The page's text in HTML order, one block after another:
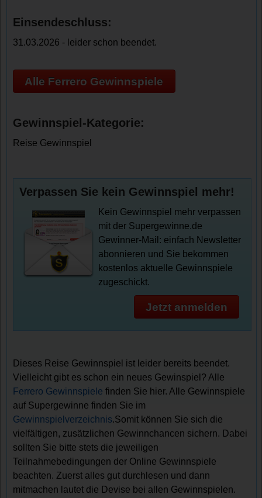
Einsendeschluss:
31.03.2026 - leider schon beendet.
Alle Ferrero Gewinnspiele
Gewinnspiel-Kategorie:
Reise Gewinnspiel
Verpassen Sie kein Gewinnspiel mehr!
Kein Gewinnspiel mehr verpassen
mit der Supergewinne.de
Gewinner-Mail: einfach Newsletter
abonnieren und Sie bekommen
kostenlos aktuelle Gewinnspiele
zugeschickt.
Jetzt anmelden
Dieses Reise Gewinnspiel ist leider bereits beendet.
Vielleicht gibt es schon ein neues Gewinspiel? Alle
Ferrero Gewinnspiele finden Sie hier. Alle Gewinnspiele
auf Supergewinne finden Sie im
Gewinnspielverzeichnis.Somit können Sie sich die
vielfältigen, zusätzlichen Gewinnchancen sichern. Dabei
sollten Sie bitte stets die jeweiligen
Teilnahmebedingungen der Online Gewinnspiele
beachten. Zuerst alles gut durchlesen und dann
mitmachen lautet die Devise bei allen Gewinnspielen.